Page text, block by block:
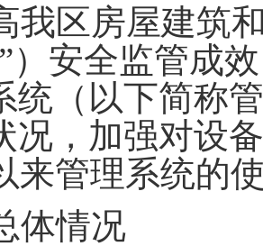
我区房屋建筑
”） 安全监管成
统（以下简称
况，加强对设备
来管理系统的
体情况